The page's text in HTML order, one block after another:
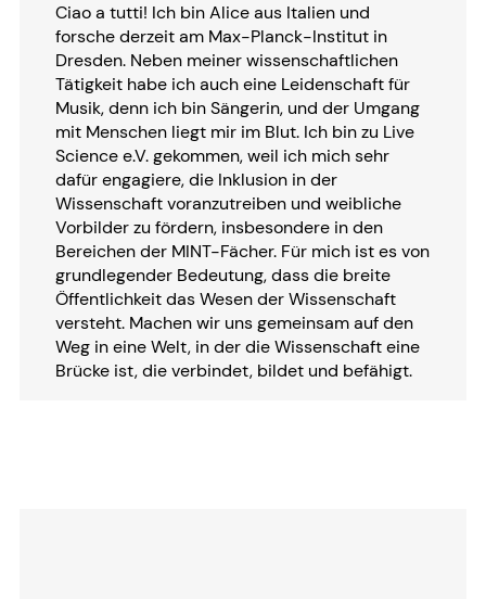
Ciao a tutti! Ich bin Alice aus Italien und
forsche derzeit am Max-Planck-Institut in
Dresden. Neben meiner wissenschaftlichen
Tätigkeit habe ich auch eine Leidenschaft für
Musik, denn ich bin Sängerin, und der Umgang
mit Menschen liegt mir im Blut. Ich bin zu Live
Science e.V. gekommen, weil ich mich sehr
dafür engagiere, die Inklusion in der
Wissenschaft voranzutreiben und weibliche
Vorbilder zu fördern, insbesondere in den
Bereichen der MINT-Fächer. Für mich ist es von
grundlegender Bedeutung, dass die breite
Öffentlichkeit das Wesen der Wissenschaft
versteht. Machen wir uns gemeinsam auf den
Weg in eine Welt, in der die Wissenschaft eine
Brücke ist, die verbindet, bildet und befähigt.